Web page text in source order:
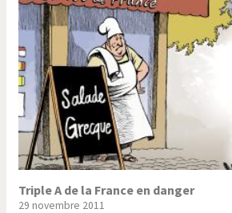
Triple A de la France en danger
29 novembre 2011